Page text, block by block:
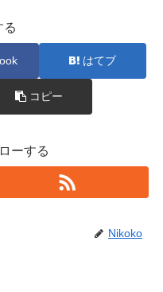
る
はてブ
コピー
ーする
Nikoko